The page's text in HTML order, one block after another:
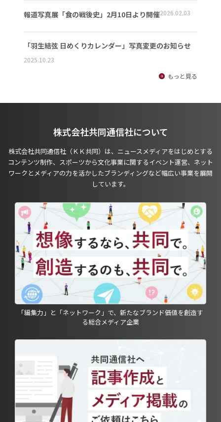
報道写真展「食の戦後史」2月10日より開催2026.02.03
「羽生結弦 日めくりカレンダー」写真変更のお知らせ
2025.10.23
もっと見る
株式会社共同通信社について
株式会社共同通信社（ＫＫ共同）は、ニュースメディアをはじめとする
コンテンツ制作、スポーツから文化事業に関するイベント運営、ネット
ワークとメディアの力を活かしたブランディングなど幅広い事業を展開
しています。
「編集力」と「ネットワーク」で、新たなブランド価値を創造す
る総合メディア企業